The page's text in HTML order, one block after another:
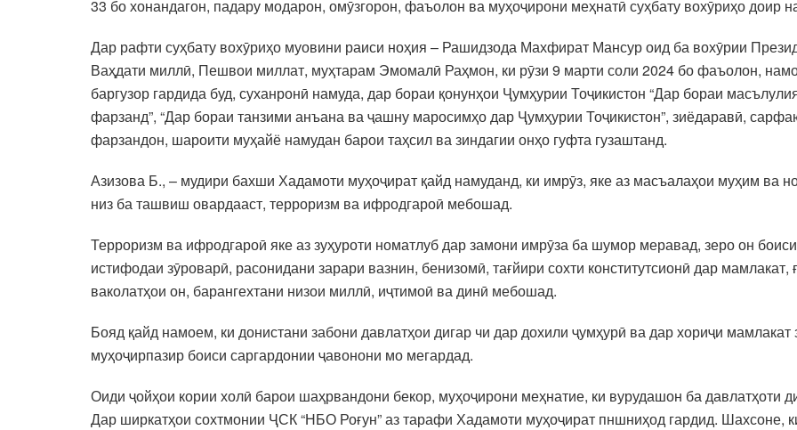
33 бо хонандагон, падару модарон, омӯзгорон, фаъолон ва муҳоҷирони меҳнатӣ суҳбату вохӯриҳо доир
Дар рафти суҳбату вохӯриҳо муовини раиси ноҳия – Рашидзода Махфират Мансур оид ба вохӯрии
Ваҳдати миллӣ, Пешвои миллат, муҳтарам Эмомалӣ Раҳмон, ки рӯзи 9 марти соли 2024 бо фаъолон,
баргузор гардида буд, суханронӣ намуда, дар бораи қонунҳои Ҷумҳурии Тоҷикистон “Дар бораи
фарзанд”, “Дар бораи танзими анъана ва ҷашну маросимҳо дар Ҷумҳурии Тоҷикистон”, зиёдаравӣ,
фарзандон, шароити муҳайё намудан барои таҳсил ва зиндагии онҳо гуфта гузаштанд.
Азизова Б., – мудири бахши Хадамоти муҳоҷират қайд намуданд, ки имрӯз, яке аз масъалаҳои муҳим ва
низ ба ташвиш овардааст, терроризм ва ифродгароӣ мебошад.
Терроризм ва ифродгароӣ яке аз зуҳуроти номатлуб дар замони имрӯза ба шумор меравад, зеро он
истифодаи зӯроварӣ, расонидани зарари вазнин, бенизомӣ, тағйири сохти конститутсионӣ дар мамлакат,
ваколатҳои он, барангехтани низои миллӣ, иҷтимоӣ ва динӣ мебошад.
Бояд қайд намоем, ки донистани забони давлатҳои дигар чи дар дохили ҷумҳурӣ ва дар хориҷи
муҳоҷирпазир боиси саргардонии ҷавонони мо мегардад.
Оиди ҷойҳои кории холӣ барои шаҳрвандони бекор, муҳоҷирони меҳнатие, ки вурудашон ба давлатҳоти
Дар ширкатҳои сохтмонии ҶСК “НБО Роғун” аз тарафи Хадамоти муҳоҷират пншниҳод гардид. Шахсоне,